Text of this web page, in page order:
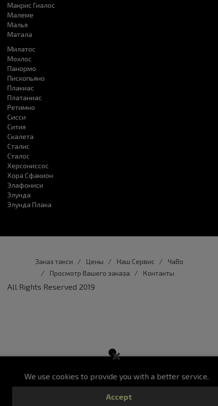
We use cookies to provide you with a better service.
Accept
Макрис Гиалос
Малеме
Малья
Матала
Милатос
Мохлос
Панормо
Пископьяно
Плакиас
Платаниас
Ретимно
Сисси
Сития
Скалета
Сталис
Сталос
Херсониссоc
Хора Сфакион
Элафониси
Элунда
Элунда Плака
Заказ такси Цены Наш Сервис
ЧаВо
Просмотр Вашего заказа
Контакты
All Rights Reserved 2019